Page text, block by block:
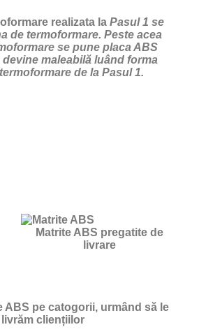
realizata la Pasul 1 se
de termoformare. Peste acea
se pune placa ABS
maleabilă luând forma
de la Pasul 1.
Matrite ABS pregatite de
livrare
ABS pe catogorii, urmând să le
livrăm cliențiilor